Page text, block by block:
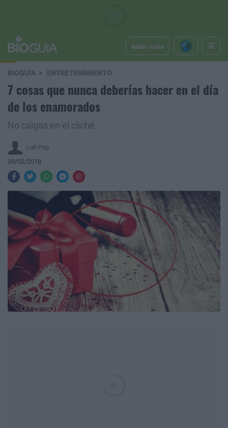
Iniciar sesión
BIOGUÍA ENTRETENIMIENTO
7 cosas que nunca deberías hacer en el día
de los enamorados
No caigas en el cliché.
Loli Pop
09/02/2018